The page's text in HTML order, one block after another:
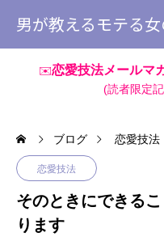
男が教えるモテる
✉️恋愛技法メールマ
(読者限定
ブログ 恋愛技法
恋愛技法
そのときにできる
ります